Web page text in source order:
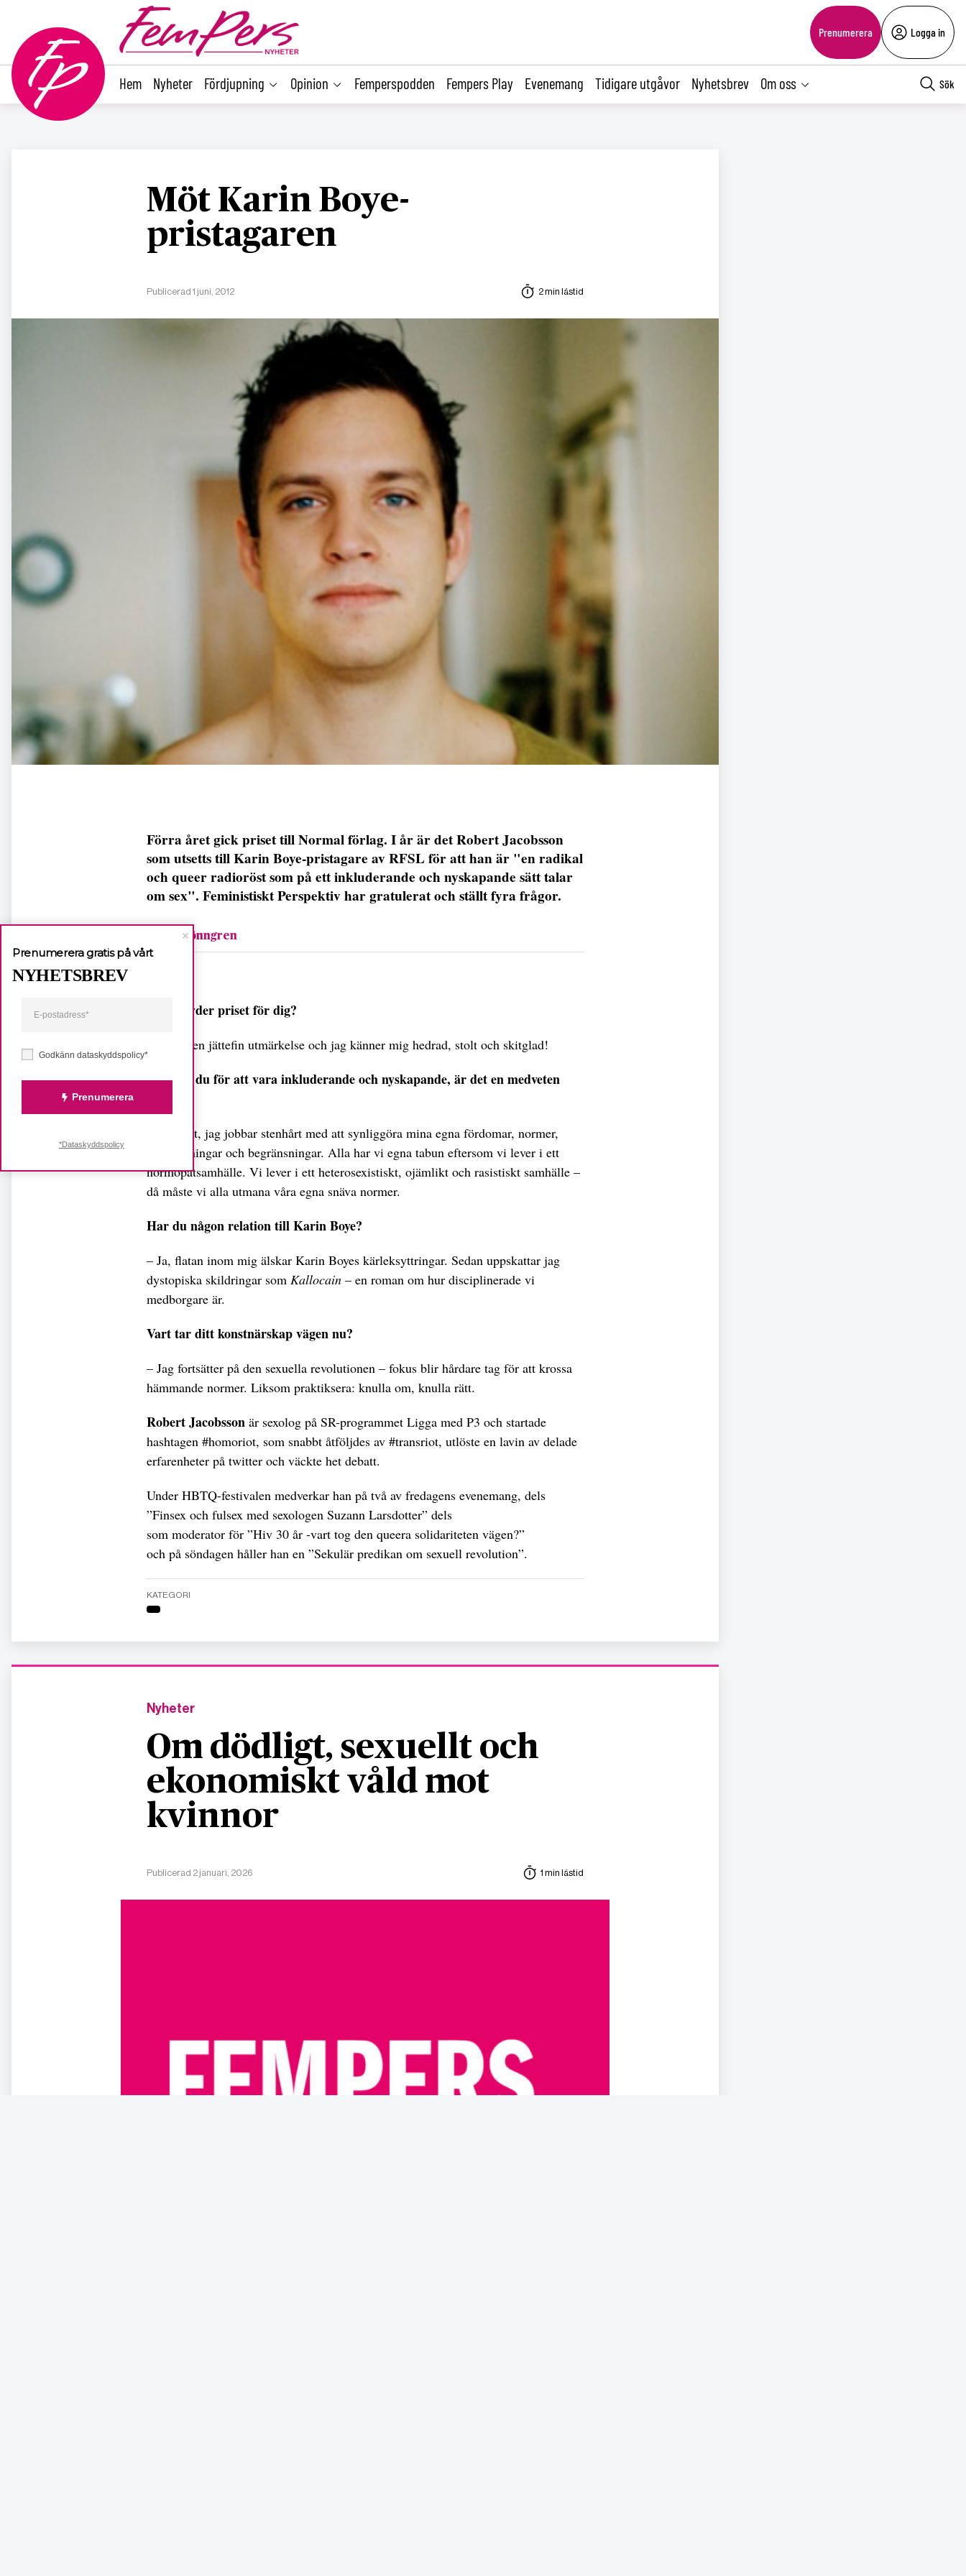
Prenumerera Logga in
Hem Nyheter Fördjupning Opinion Femperspodden Fempers Play Evenemang Tidigare utgåvor Nyhetsbrev Om oss Sök
Möt Karin Boye-
pristagaren
Publicerad 1 juni, 2012 2 min lästid
Förra året gick priset till Normal förlag. I år är det Robert Jacobsson
som utsetts till Karin Boye-pristagare av RFSL för att han är "en radikal
och queer radioröst som på ett inkluderande och nyskapande sätt talar
om sex". Feministiskt Perspektiv har gratulerat och ställt fyra frågor.
Jenny Rönngren
Vad betyder priset för dig?
– Det är en jättefin utmärkelse och jag känner mig hedrad, stolt och skitglad!
Hur gör du för att vara inkluderande och nyskapande, är det en medveten
– Absolut, jag jobbar stenhårt med att synliggöra mina egna fördomar, normer,
föreställningar och begränsningar. Alla har vi egna tabun eftersom vi lever i ett
normopatsamhälle. Vi lever i ett heterosexistiskt, ojämlikt och rasistiskt samhälle –
då måste vi alla utmana våra egna snäva normer.
Har du någon relation till Karin Boye?
– Ja, flatan inom mig älskar Karin Boyes kärleksyttringar. Sedan uppskattar jag
dystopiska skildringar som Kallocain – en roman om hur disciplinerade vi
medborgare är.
Vart tar ditt konstnärskap vägen nu?
– Jag fortsätter på den sexuella revolutionen – fokus blir hårdare tag för att krossa
hämmande normer. Liksom praktiksera: knulla om, knulla rätt.
Robert Jacobsson är sexolog på SR-programmet Ligga med P3 och startade
hashtagen #homoriot, som snabbt åtföljdes av #transriot, utlöste en lavin av delade
erfarenheter på twitter och väckte het debatt.
Under HBTQ-festivalen medverkar han på två av fredagens evenemang, dels
”Finsex och fulsex med sexologen Suzann Larsdotter” dels
som moderator för ”Hiv 30 år -vart tog den queera solidariteten vägen?”
och på söndagen håller han en ”Sekulär predikan om sexuell revolution”.
KATEGORI
Nyheter
Om dödligt, sexuellt och
ekonomiskt våld mot
kvinnor
Publicerad 2 januari, 2026 1 min lästid
Godkänn dataskyddspolicy*
Prenumerera
Prenumerera gratis på vårt
NYHETSBREV
*Dataskyddspolicy